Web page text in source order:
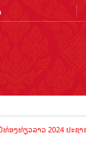
າວ 2024 ປະຊາຊົນລາ